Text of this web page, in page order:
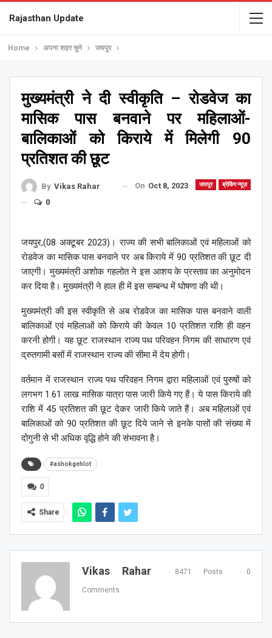
Rajasthan Update
Home अपना शहर चुने जयपुर
मुख्यमंत्री ने दी स्वीकृति – रोडवेज का
मासिक पास बनवाने पर महिलाओं-
बालिकाओं को किराये में मिलेगी 90
प्रतिशत की छूट
जयपुर ब्रेकिंग न्यूज़
By Vikas Rahar On Oct 8, 2023
0
जयपुर,(08 अक्टूबर 2023)। राज्य की सभी बालिकाओं एवं महिलाओं को
रोडवेज का मासिक पास बनवाने पर अब किराये में 90 प्रतिशत की छूट दी
जाएगी। मुख्यमंत्री अशोक गहलोत ने इस आशय के प्रस्ताव का अनुमोदन
कर दिया है। मुख्यमंत्री ने हाल ही में इस सम्बन्ध में घोषणा की थी।
मुख्यमंत्री की इस स्वीकृति से अब रोडवेज का मासिक पास बनवाने वाली
बालिकाओं एवं महिलाओं को किराये की केवल 10 प्रतिशत राशि ही वहन
करनी होगी। यह छूट राजस्थान राज्य पथ परिवहन निगम की साधारण एवं
द्रुतगामी बसों में राजस्थान राज्य की सीमा में देय होगी।
वर्तमान में राजस्थान राज्य पथ परिवहन निगम द्वारा महिलाओं एवं पुरुषों को
लगभग 1.61 लाख मासिक यात्रा पास जारी किये गए हैं। ये पास किराये की
राशि में 45 प्रतिशत की छूट देकर जारी किये जाते हैं। अब महिलाओं एवं
बालिकाओं को 90 प्रतिशत की छूट दिये जाने से इनके पासों की संख्या में
दोगुनी से भी अधिक वृद्धि होने की संभावना है।
#ashokgehlot
0
Share
Vikas Rahar 8471 Posts 0
Comments